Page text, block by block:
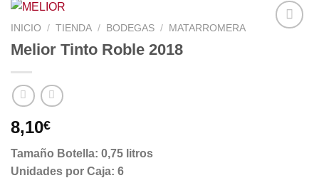
INICIO / TIENDA / BODEGAS / MATARROMERA
Melior Tinto Roble 2018
8,10€
Tamaño Botella: 0,75 litros
Unidades por Caja: 6